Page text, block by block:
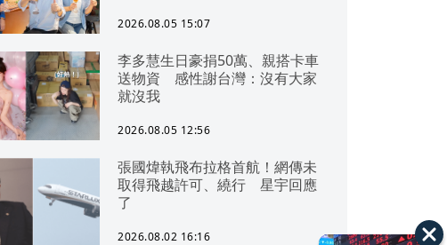
2026.08.05 15:07
李多慧生日豪捐50萬、親搭卡車
送物資 感性謝台灣：沒有大家
就沒我
2026.08.05 12:56
張國煒執飛布拉格首航！網傳未
取得飛越許可、繞行 星宇回應
了
2026.08.02 16:16